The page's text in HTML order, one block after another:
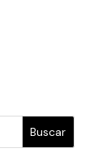
Buscar